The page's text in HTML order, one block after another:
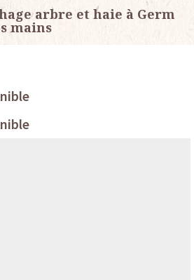
arbre et haie à Germ
mains